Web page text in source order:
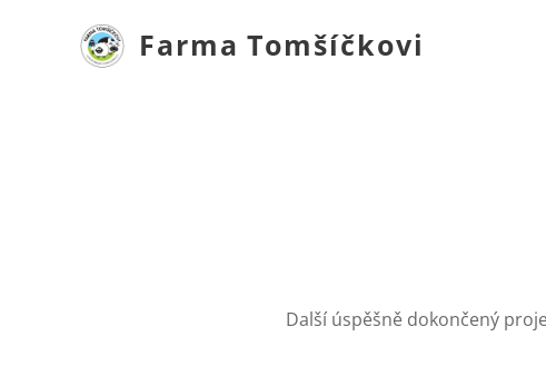
Farma Tomšíčkovi
Další úspěšně dokončený